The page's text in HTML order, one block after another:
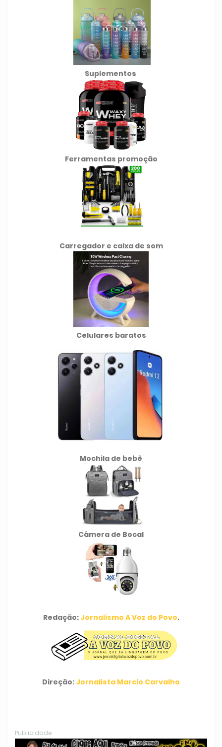
Suplementos
Ferramentas promoção
Carregador e caixa de som
Celulares baratos
Mochila de bebê
Câmera de Bocal
Redação: Jornalismo A Voz do Povo.
Direção: Jornalista Marcio Carvalho
Publicidade